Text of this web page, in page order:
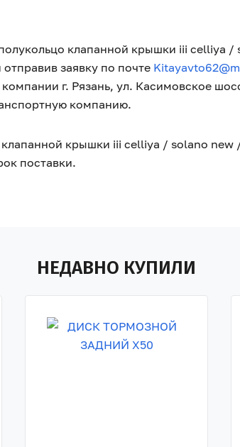
клапанной крышки iii celliya
заявку по почте
г. Рязань, ул. Касимовское
компанию.
крышки iii celliya / solano new
поставки.
НЕДАВНО КУПИЛИ